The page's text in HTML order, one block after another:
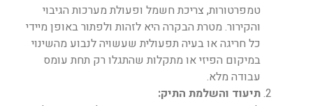
טמפרטורות, צריכת חשמל ופעולת מערכות הגיבוי
והקירור. מטרת הבקרה היא לזהות ולפתור באופן מיידי
כל חריגה או בעיה תפעולית שעשויה לנבוע מהשינוי
במיקום הפיזי או מתקלות שהתגלו רק תחת עומס
עבודה מלא.
תיעוד והשלמת התיק: